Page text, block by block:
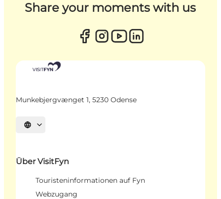
Share your moments with us
Munkebjergvænget 1, 5230 Odense
Sprache auswählen
Über VisitFyn
Touristeninformationen auf Fyn
Webzugang